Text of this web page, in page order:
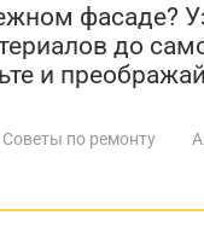
фасаде?
до
и
Советы по ремонту